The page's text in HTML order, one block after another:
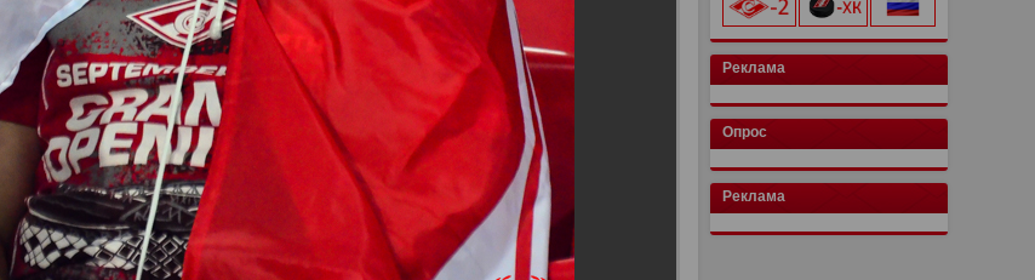
Реклама
Опрос
Реклама